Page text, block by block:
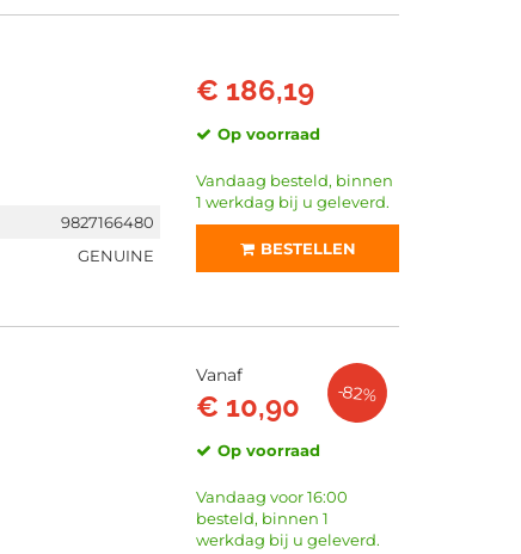
9827166480
GENUINE
€ 186,19
Op voorraad
Vandaag besteld, binnen
1 werkdag bij u geleverd.
BESTELLEN
Vanaf
€ 10,90 -82%
Op voorraad
Vandaag voor 16:00
besteld, binnen 1
werkdag bij u geleverd.